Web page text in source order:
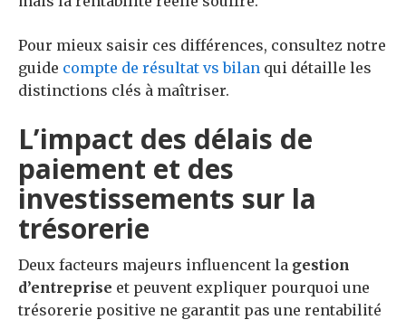
Pour mieux saisir ces différences, consultez notre
guide compte de résultat vs bilan qui détaille les
distinctions clés à maîtriser.
L’impact des délais de
paiement et des
investissements sur la
trésorerie
Deux facteurs majeurs influencent la gestion
d’entreprise et peuvent expliquer pourquoi une
trésorerie positive ne garantit pas une rentabilité